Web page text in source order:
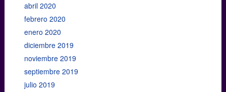
abril 2020
febrero 2020
enero 2020
diciembre 2019
noviembre 2019
septiembre 2019
julio 2019